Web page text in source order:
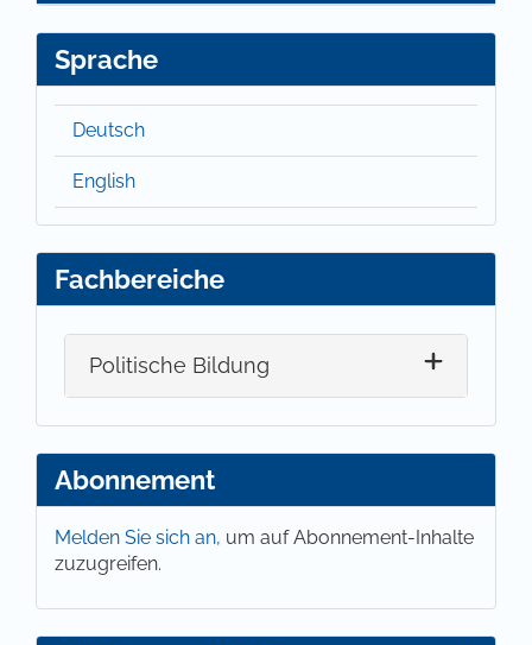
Sprache
Deutsch
English
Fachbereiche
Politische Bildung
Abonnement
Melden Sie sich an, um auf Abonnement-Inhalte
zuzugreifen.